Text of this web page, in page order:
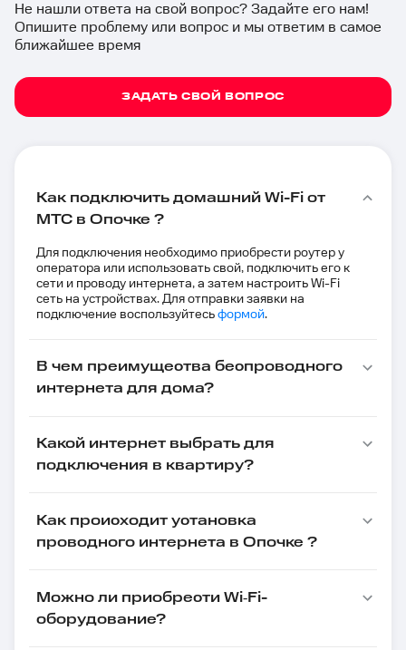
Не нашли ответа на свой вопрос? Задайте его нам!
Опишите проблему или вопрос и мы ответим в самое
ближайшее время
ЗАДАТЬ СВОЙ ВОПРОС
Как подключить домашний Wi-Fi от
МТС в Опочке ?
Для подключения необходимо приобрести роутер у
оператора или использовать свой, подключить его к
сети и проводу интернета, а затем настроить Wi-Fi
сеть на устройствах. Для отправки заявки на
подключение воспользуйтесьформой.
В чем преимущества беспроводного
интернета для дома?
Какой интернет выбрать для
подключения в квартиру?
Как происходит установка
проводного интернета в Опочке ?
Можно ли приобрести Wi‑Fi-
оборудование?